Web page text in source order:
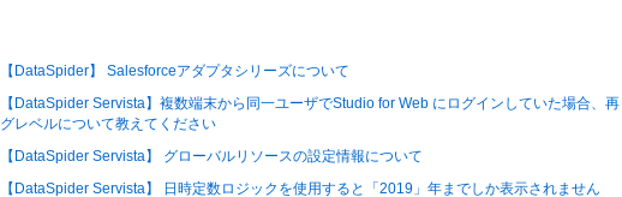
【DataSpider】 Salesforceアダプタシリーズについて
【DataSpider Servista】複数端末から同一ユーザでStudio for Web にログインしていた場合、
グレベルについて教えてください
【DataSpider Servista】 グローバルリソースの設定情報について
【DataSpider Servista】 日時定数ロジックを使用すると「2019」年までしか表示されません